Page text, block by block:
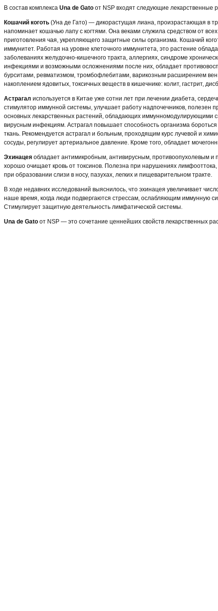
В состав комплекса Una de Gato от NSP входят следующие лекарственные
Кошачий коготь (Уна де Гато) — дикорастущая лиана, произрастающая в
напоминает кошачью лапу с когтями. Она веками служила средством от
приготовления чая, укрепляющего защитные силы организма. Кошачий
иммунитет. Работая на уровне клеточного иммунитета, это растение
заболеваниях желудочно-кишечного тракта, аллергиях, синдроме
инфекциями и возможными осложнениями после них, обладает
бурситами, ревматизмом, тромбофлебитами, варикозным расширением
накоплением ядовитых, токсичных веществ в кишечнике: колит, гастрит,
Астрагал используется в Китае уже сотни лет при лечении диабета,
стимулятор иммунной системы, улучшает работу надпочечников, полезен
основных лекарственных растений, обладающих иммунномодулирующими
вирусным инфекциям. Астрагал повышает способность организма
ткань. Рекомендуется астрагал и больным, проходящим курс лучевой и
сосуды, регулирует артериальное давление. Кроме того, обладает
Эхинацея обладает антимикробным, антивирусным, противоопухолевым и
хорошо очищает кровь от токсинов. Полезна при нарушениях
при образовании слизи в носу, пазухах, легких и пищеварительном тракте.
В ходе недавних исследований выяснилось, что эхинацея увеличивает
наше время, когда люди подвергаются стрессам, ослабляющим иммунную
Стимулирует защитную деятельность лимфатической системы.
Una de Gato от NSP — это сочетание ценнейших свойств лекарственных